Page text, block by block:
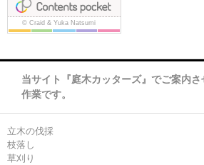
当サイト『庭木カッターズ』でご案内
作業です。
立木の伐採
枝落し
草刈り